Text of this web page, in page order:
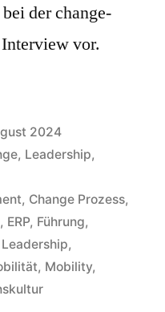
der change-
vor.
2024
, Leadership,
, Change Prozess,
, ERP, Führung,
Leadership,
, Mobility,